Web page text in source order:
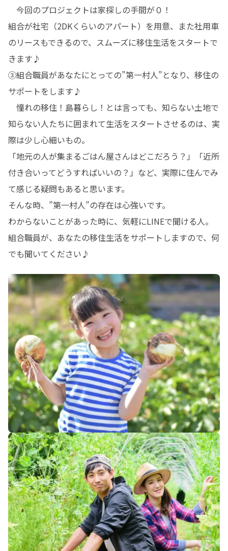
今回のプロジェクトは家探しの手間が０！
組合が社宅（2DKくらいのアパート）を用意、また社用車
のリースもできるので、スムーズに移住生活をスタートで
きます♪
③組合職員があなたにとっての”第一村人”となり、移住の
サポートをします♪
憧れの移住！島暮らし！とは言っても、知らない土地で
知らない人たちに囲まれて生活をスタートさせるのは、実
際は少し心細いもの。
「地元の人が集まるごはん屋さんはどこだろう？」「近所
付き合いってどうすればいいの？」など、実際に住んでみ
て感じる疑問もあると思います。
そんな時、”第一村人”の存在は心強いです。
わからないことがあった時に、気軽にLINEで聞ける人。
組合職員が、あなたの移住生活をサポートしますので、何
でも聞いてください♪